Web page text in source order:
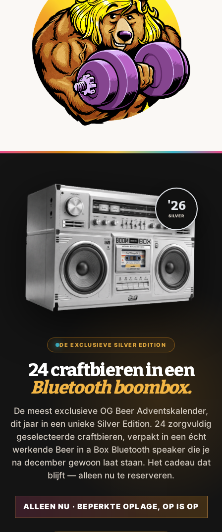
DE EXCLUSIEVE SILVER EDITION
24 craftbieren in een
Bluetooth boombox.
De meest exclusieve OG Beer Adventskalender,
dit jaar in een unieke Silver Edition. 24 zorgvuldig
geselecteerde craftbieren, verpakt in een écht
werkende Beer in a Box Bluetooth speaker die je
na december gewoon laat staan. Het cadeau dat
blijft — alleen nu te reserveren.
ALLEEN NU · BEPERKTE OPLAGE, OP IS OP
'26
SILVER